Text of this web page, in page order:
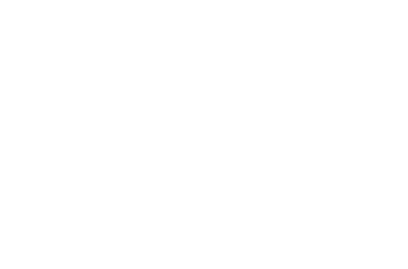
la culoarea furniturii de la uși și mobilier, la culoarea